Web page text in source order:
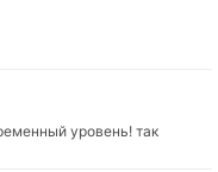
уровень! так